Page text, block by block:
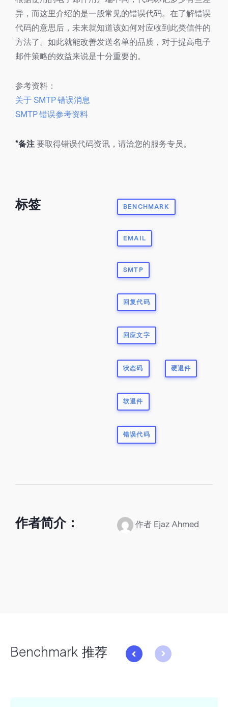
异，而这里介绍的是一般常见的错误代码。在了解错误
代码的意思后，未来就知道该如何对应收到此类信件的
方法了。如此就能改善发送名单的品质，对于提高电子
邮件策略的效益来说是十分重要的。
参考资料：
关于 SMTP 错误消息
SMTP 错误参考资料
*备注 要取得错误代码资讯，请洽您的服务专员。
标签 BENCHMARK
EMAIL
SMTP
回复代码
回应文字
状态码 硬退件
软退件
错误代码
作者简介： 作者 Ejaz Ahmed
Benchmark 推荐